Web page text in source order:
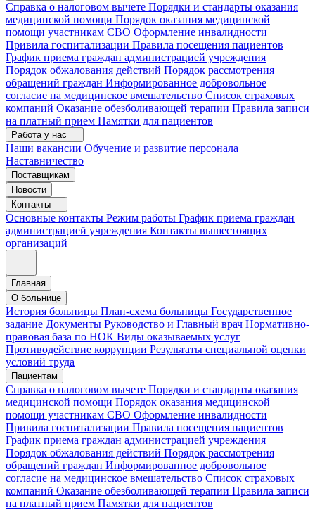
Справка о налоговом вычете Порядки и стандарты оказания
медицинской помощи Порядок оказания медицинской
помощи участникам СВО Оформление инвалидности
Привила госпитализации Правила посещения пациентов
График приема граждан администрацией учреждения
Порядок обжалования действий Порядок рассмотрения
обращений граждан Информированное добровольное
согласие на медицинское вмешательство Список страховых
компаний Оказание обезболивающей терапии Правила записи
на платный прием Памятки для пациентов
Работа у нас
Наши вакансии Обучение и развитие персонала
Наставничество
Поставщикам
Новости
Контакты
Основные контакты Режим работы График приема граждан
администрацией учреждения Контакты вышестоящих
организаций
Главная
О больнице
История больницы План-схема больницы Государственное
задание Документы Руководство и Главный врач Нормативно-
правовая база по НОК Виды оказываемых услуг
Противодействие коррупции Результаты специальной оценки
условий труда
Пациентам
Справка о налоговом вычете Порядки и стандарты оказания
медицинской помощи Порядок оказания медицинской
помощи участникам СВО Оформление инвалидности
Привила госпитализации Правила посещения пациентов
График приема граждан администрацией учреждения
Порядок обжалования действий Порядок рассмотрения
обращений граждан Информированное добровольное
согласие на медицинское вмешательство Список страховых
компаний Оказание обезболивающей терапии Правила записи
на платный прием Памятки для пациентов